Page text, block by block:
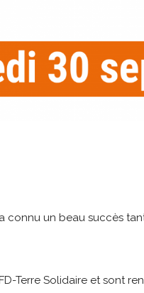
un beau succès
Terre Solidaire et sont